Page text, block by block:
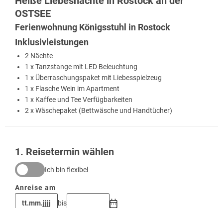
OSTSEE
Ferienwohnung Königsstuhl in Rostock
Inklusivleistungen
2 Nächte
1 x Tanzstange mit LED Beleuchtung
1 x Überraschungspaket mit Liebesspielzeug
1 x Flasche Wein im Apartment
1 x Kaffee und Tee Verfügbarkeiten
2 x Wäschepaket (Bettwäsche und Handtücher)
1. Reisetermin wählen
Ich bin flexibel
Anreise am
bis